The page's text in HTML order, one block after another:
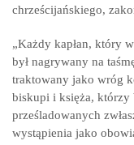
chrześcijańskiego,
„Każdy kapłan, który
był nagrywany na
traktowany jako wróg
biskupi i księża, którzy
prześladowanych
wystąpienia jako